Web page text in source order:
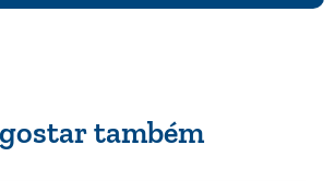
também